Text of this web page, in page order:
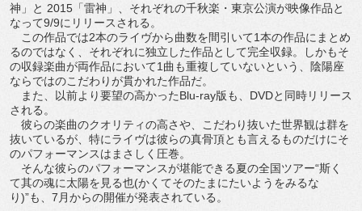
神」と 2015「雷神」、それぞれの千秋楽・東京公演が映像作品と
なって9/9にリリースされる。
この作品では2本のライヴから曲数を間引いて1本の作品にまとめ
るのではなく、それぞれに独立した作品として完全収録。しかもそ
の収録楽曲が両作品において1曲も重複していないという、陰陽座
ならではのこだわりが貫かれた作品だ。
また、以前より要望の高かったBlu-ray版も、DVDと同時リリース
される。
彼らの楽曲のクオリティの高さや、こだわり抜いた世界観は群を
抜いているが、特にライヴは彼らの真骨頂とも言えるものだけにそ
のパフォーマンスはまさしく圧巻。
そんな彼らのパフォーマンスが堪能できる夏の全国ツアー“斯く
て其の魂に太陽を見る也(かくてそのたまにたいようをみるな
り)”も、7月からの開催が発表されている。